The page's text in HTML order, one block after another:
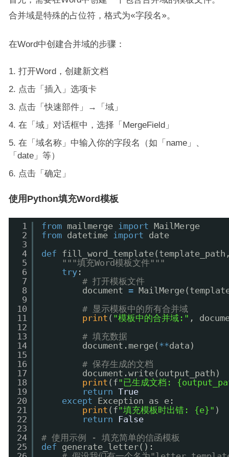
合并域是特殊的占位符，格式为«字段名»。
在Word中创建合并域的步骤：
打开Word，创建新文档
点击「插入」选项卡
点击「快速部件」→「域」
在「域」对话框中，选择「MergeField」
在「域名称」中输入你的字段名（如「name」、
「date」等）
点击「确定」
使用Python填充Word模板
1
2
3
4
5
6
7
8
9
10
11
12
13
14
15
16
17
18
19
20
21
22
23
24
25
from mailmerge import
MailMerge
from datetime import
date
def
"""填充Word模板文件"""
try :
# 打开模板文件
document =
# 显示模板中的所有合并域
print ( "模板中的合并域:" ,
# 填充数据
document.merge( **data)
# 保存生成的文档
document.write(output_path)
print (f"已生成文档:
return True
except
Exception as e:
print (f"填充模板时出错: {e}" )
return
False
# 使用示例 - 填充简单的信函模板
def
generate_letter():